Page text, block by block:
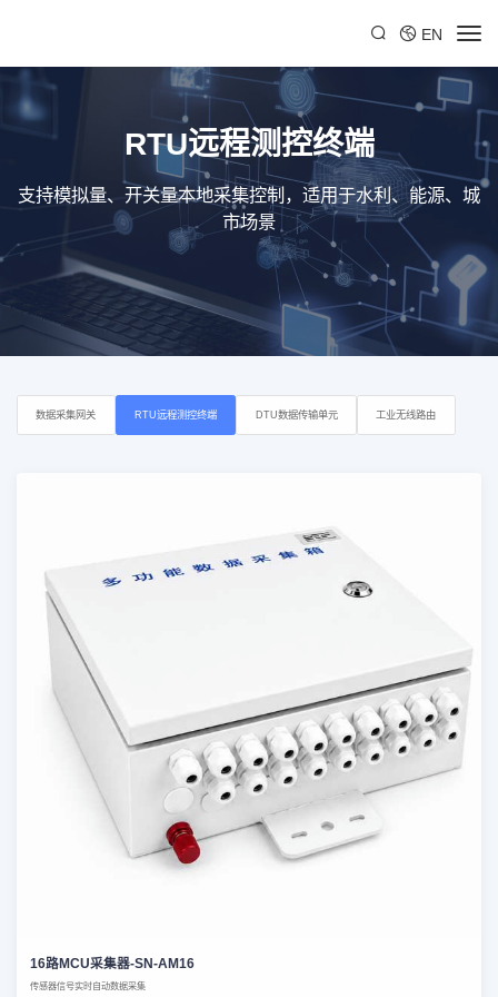
EN
RTU远程测控终端
支持模拟量、开关量本地采集控制，适用于水利、能源、城
市场景
数据采集网关 RTU远程测控终端 DTU数据传输单元 工业无线路由
16路MCU采集器-SN-AM16
传感器信号实时自动数据采集